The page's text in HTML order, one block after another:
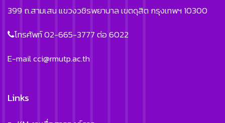
399 ถ.สามเสน แขวงวชิรพยาบาล เขตดุสิต กรุงเทพฯ 10300
โทรศัพท์ 02-665-3777 ต่อ 6022
E-mailcci@rmutp.ac.th
Links